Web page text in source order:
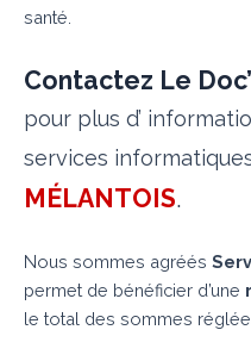
santé.
Contactez Le Doc’
pour plus d’
services
MÉLANTOIS.
Nous sommes agréés
permet de bénéficier d’une
le total des sommes